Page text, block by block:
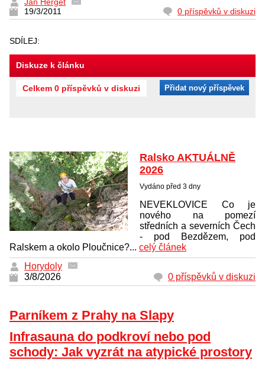
Jan Herget
19/3/2011
0 příspěvků v diskuzi
SDÍLEJ:
Diskuze k článku
Celkem 0 příspěvků v diskuzi Přidat nový příspěvek
Ralsko AKTUÁLNĚ
2026
Vydáno před 3 dny
NEVEKLOVICE Co je
nového na pomezí
středních a severních Čech
- pod Bezdězem, pod
Ralskem a okolo Ploučnice?... celý článek
Horydoly
3/8/2026
0 příspěvků v diskuzi
Parníkem z Prahy na Slapy
Infrasauna do podkroví nebo pod
schody: Jak vyzrát na atypické prostory